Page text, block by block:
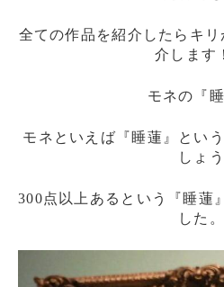
全ての作品を紹介したらキ
介します
モネの『睡
モネといえば『睡蓮』とい
しょう
300点以上あるという『睡蓮
した。